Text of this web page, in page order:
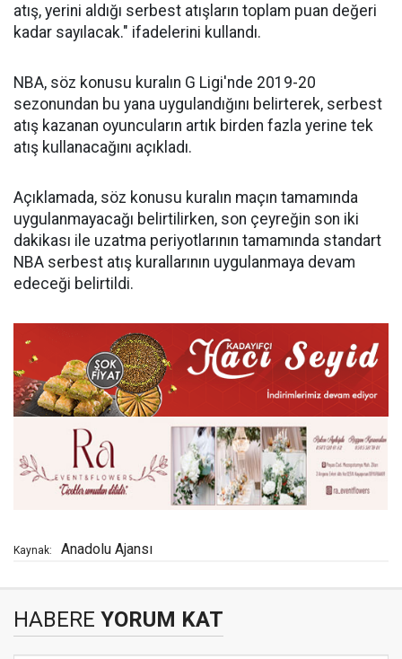
atış, yerini aldığı serbest atışların toplam puan değeri
kadar sayılacak." ifadelerini kullandı.
NBA, söz konusu kuralın G Ligi'nde 2019-20
sezonundan bu yana uygulandığını belirterek, serbest
atış kazanan oyuncuların artık birden fazla yerine tek
atış kullanacağını açıkladı.
Açıklamada, söz konusu kuralın maçın tamamında
uygulanmayacağı belirtilirken, son çeyreğin son iki
dakikası ile uzatma periyotlarının tamamında standart
NBA serbest atış kurallarının uygulanmaya devam
edeceği belirtildi.
Kaynak: Anadolu Ajansı
HABERE YORUM KAT